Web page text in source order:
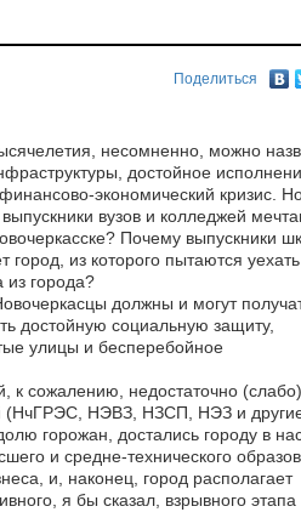
Поделиться
несомненно, можно
достойное
экономический кризис.
вузов и колледжей
Почему выпускники
город, из которого пытаются
города?
должны и могут
достойную социальную защиту,
улицы и бесперебойное
к сожалению, недостаточно (слабо)
(НчГРЭС, НЭВЗ, НЗСП, НЭЗ и
горожан, достались городу в
и средне-технического
и, наконец, город располагает
я бы сказал, взрывного этапа